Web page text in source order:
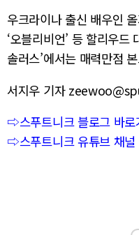
우크라이나 출신 배우인
‘오블리비언’ 등 할리우
솔러스’에서는 매력만점
서지우 기자
⇨스푸트니크 블로그 바로
⇨스푸트니크 유튜브 채널